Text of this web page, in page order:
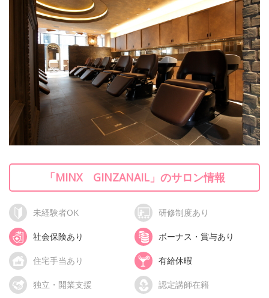
「MINX GINZANAIL」のサロン情報
未経験者OK 研修制度あり
社会保険あり ボーナス・賞与あり
住宅手当あり 有給休暇
独立・開業支援 認定講師在籍